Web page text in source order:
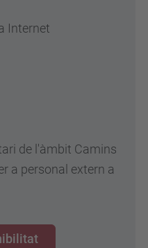
Internet
de l'àmbit Camins
a personal extern a